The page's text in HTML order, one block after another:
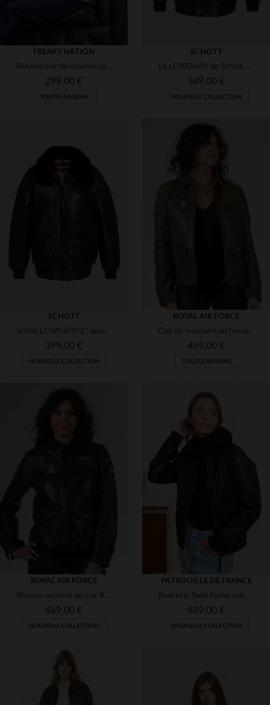
TAILLES DISPONIBLES
FREAKY NATION
Blouson cuir de mouton cognac, style bombardier, doux et intemporel.
299,00 €
TOUTES SAISONS
SCHOTT
Le LCWDAISY de Schott, cuir d'agneau lavé doux et coupe oversize.
349,00 €
NOUVELLE COLLECTION
SCHOTT
Schott LCWDAISY2 : aviateur oversize en cuir d'agneau, col fourrure.
399,00 €
NOUVELLE COLLECTION
TAILLES DISPONIBLES
ROYAL AIR FORCE
Cuir de mouton kaki foncé, col chemise, coupe droite, style aviateur.
469,00 €
TOUTES SAISONS
ROYAL AIR FORCE
Blouson aviateur en cuir Royal Air Force pour femme
469,00 €
NOUVELLE COLLECTION
PATROUILLE DE FRANCE
Redskins Todd Alpha, cuir d'agneau noir et col fourrure amovible.
489,00 €
NOUVELLE COLLECTION